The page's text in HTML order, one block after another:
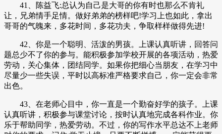
41、陈益飞:总认为自己是大哥的你有时也那么不肯礼
让，兄弟情手足情。做好弟弟的榜样吧!学习上也如此，拿出
哥哥的气魄来，多花时间，多花功夫，争取样样做得先进!
42、你是一个聪明、活泼的男孩。上课认真听讲，回答问
题总少不了你的参与。能积极参加学校开展的各项活动，热爱
劳动，关心集体，团结同学。如果你把细心当朋友，在学习中
尽量少一些失误，平时以高标准严格要求自己，你一定会非常
出色。
43、在老师心目中，你一直是一个勤奋好学的孩子。上课
认真听讲，积极参与课堂讨论，按时认真地完成各科作业。你
乐于帮助同学，热爱劳动。不过，你的写作水平总达不上老师